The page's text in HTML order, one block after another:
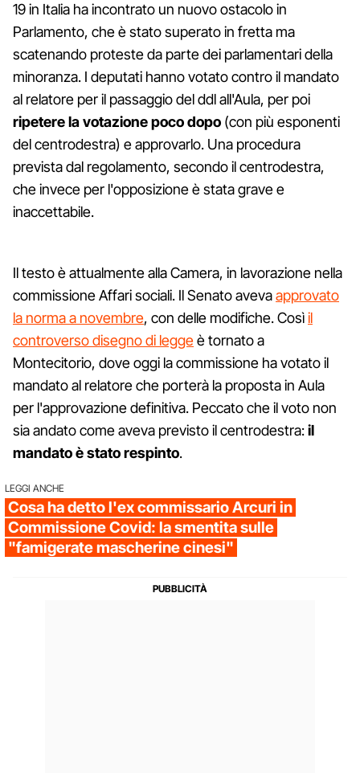
19 in Italia ha incontrato un nuovo ostacolo in
Parlamento, che è stato superato in fretta ma
scatenando proteste da parte dei parlamentari della
minoranza. I deputati hanno votato contro il mandato
al relatore per il passaggio del ddl all'Aula, per poi
ripetere la votazione poco dopo (con più esponenti
del centrodestra) e approvarlo. Una procedura
prevista dal regolamento, secondo il centrodestra,
che invece per l'opposizione è stata grave e
inaccettabile.
Il testo è attualmente alla Camera, in lavorazione nella
commissione Affari sociali. Il Senato avevaapprovato
la norma a novembre, con delle modifiche. Cosìil
controverso disegno di leggeè tornato a
Montecitorio, dove oggi la commissione ha votato il
mandato al relatore che porterà la proposta in Aula
per l'approvazione definitiva. Peccato che il voto non
sia andato come aveva previsto il centrodestra:il
mandato è stato respinto.
LEGGI ANCHE
Cosa ha detto l'ex commissario Arcuri in
Commissione Covid: la smentita sulle
"famigerate mascherine cinesi"